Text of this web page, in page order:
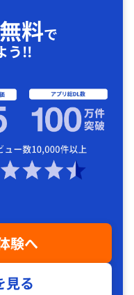
料で
う!!
験へ
見る